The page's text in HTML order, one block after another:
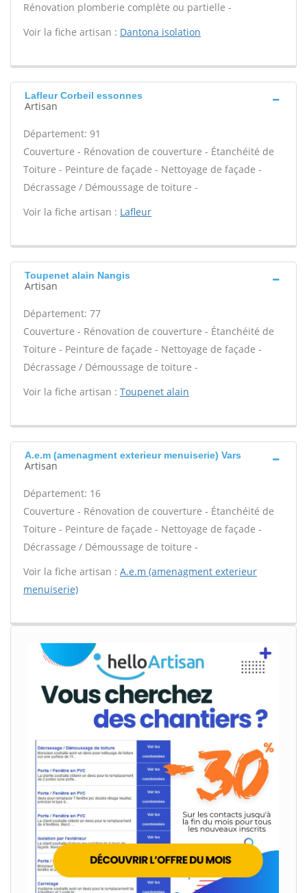
Rénovation plomberie complète ou partielle -
Voir la fiche artisan : Dantona isolation
Lafleur Corbeil essonnes
Artisan
Département: 91
Couverture - Rénovation de couverture - Étanchéité de
Toiture - Peinture de façade - Nettoyage de façade -
Décrassage / Démoussage de toiture -
Voir la fiche artisan : Lafleur
Toupenet alain Nangis
Artisan
Département: 77
Couverture - Rénovation de couverture - Étanchéité de
Toiture - Peinture de façade - Nettoyage de façade -
Décrassage / Démoussage de toiture -
Voir la fiche artisan : Toupenet alain
A.e.m (amenagment exterieur menuiserie) Vars
Artisan
Département: 16
Couverture - Rénovation de couverture - Étanchéité de
Toiture - Peinture de façade - Nettoyage de façade -
Décrassage / Démoussage de toiture -
Voir la fiche artisan : A.e.m (amenagment exterieur
menuiserie)